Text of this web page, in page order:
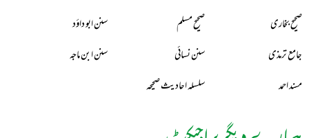
صحیح بخاری صحیح مسلم
سنن ابو داؤد
جامع ترمذی
سنن نسائی
سنن ابن ماجہ
مسند احمد
سلسلہ احادیث صحیحہ